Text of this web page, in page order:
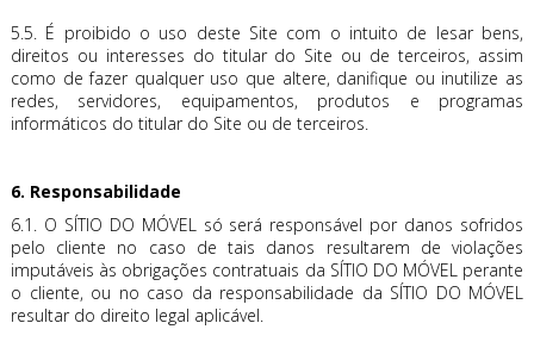
5.5. É proibido o uso deste Site com o intuito de lesar bens,
direitos ou interesses do titular do Site ou de terceiros, assim
como de fazer qualquer uso que altere, danifique ou inutilize as
redes, servidores, equipamentos, produtos e programas
informáticos do titular do Site ou de terceiros.
6. Responsabilidade
6.1. O SÍTIO DO MÓVEL só será responsável por danos sofridos
pelo cliente no caso de tais danos resultarem de violações
imputáveis às obrigações contratuais da SÍTIO DO MÓVEL perante
o cliente, ou no caso da responsabilidade da SÍTIO DO MÓVEL
resultar do direito legal aplicável.